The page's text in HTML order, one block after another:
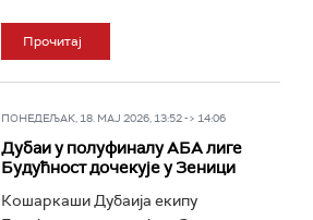
Прочитај
ПОНЕДЕЉАК, 18. МАЈ 2026, 13:52 -> 14:06
Дубаи у полуфиналу АБА лиге
Будућност дочекује у Зеници
Кошаркаши Дубаија екипу